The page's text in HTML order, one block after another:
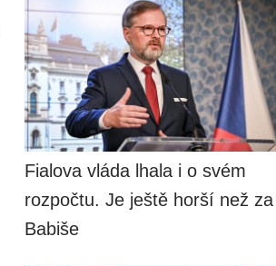
Fialova vláda lhala i o svém
rozpočtu. Je ještě horší než za
Babiše